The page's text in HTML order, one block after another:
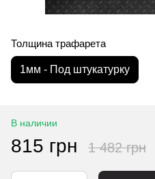
Толщина трафарета
1мм - Под штукатурку
В наличии
815 грн 1 482 грн